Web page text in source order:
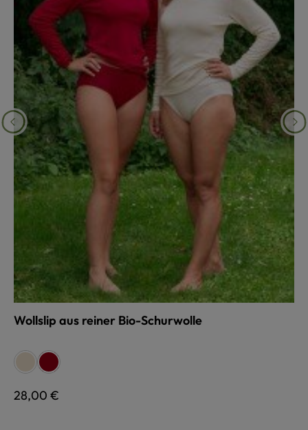
Wollslip aus reiner Bio-Schurwolle
Farbe auswählen
naturweiß
rot
Regulärer Preis:
28,00 €